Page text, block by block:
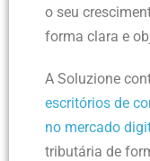
o seu
forma clara e
A Soluzione
escritórios de
no mercado
tributária de